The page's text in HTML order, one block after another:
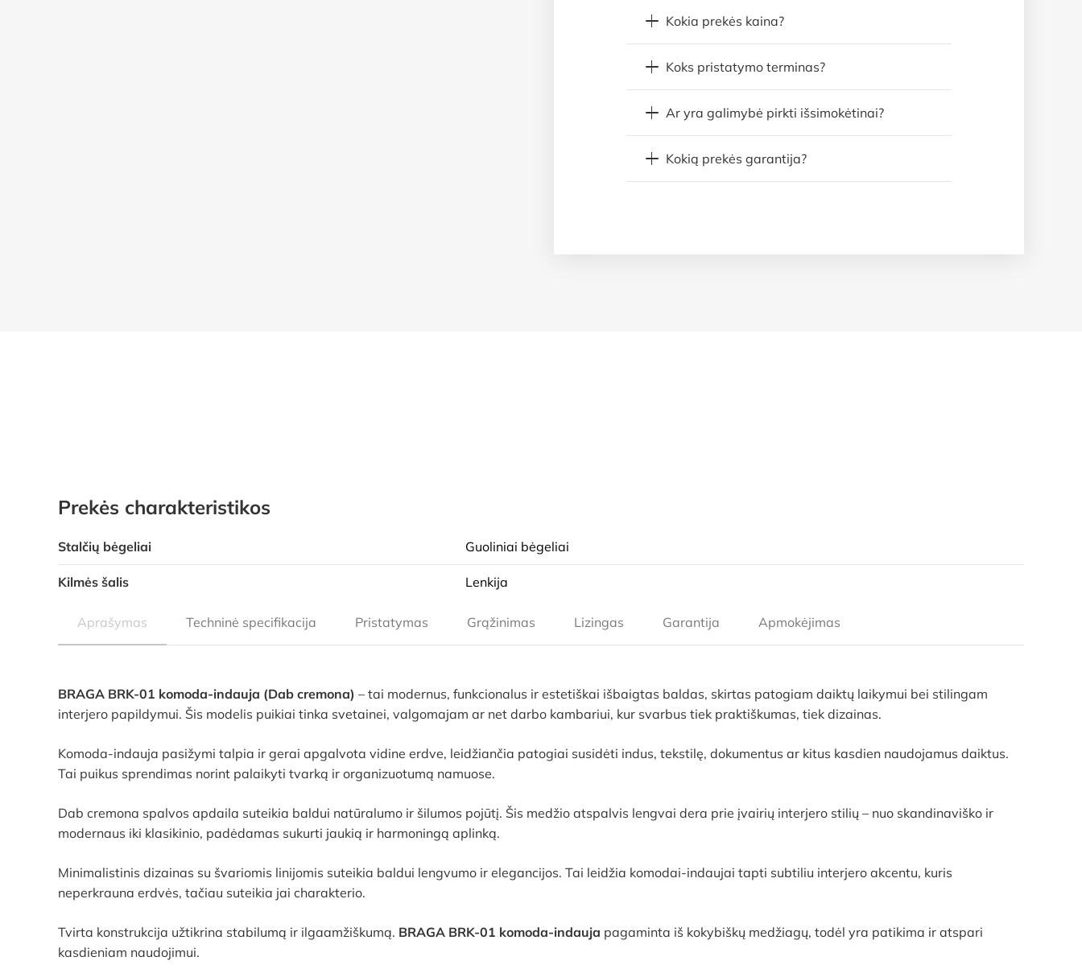
Kokia prekės kaina?
Koks pristatymo terminas?
Ar yra galimybė pirkti išsimokėtinai?
Kokią prekės garantija?
Prekės charakteristikos
Stalčių bėgeliai Guoliniai bėgeliai
Kilmės šalis Lenkija
Aprašymas Techninė specifikacija Pristatymas Grąžinimas Lizingas Garantija Apmokėjimas
BRAGA BRK-01 komoda-indauja (Dab cremona) – tai modernus, funkcionalus ir estetiškai išbaigtas baldas, skirtas patogiam daiktų laikymui bei stilingam
interjero papildymui. Šis modelis puikiai tinka svetainei, valgomajam ar net darbo kambariui, kur svarbus tiek praktiškumas, tiek dizainas.
Komoda-indauja pasižymi talpia ir gerai apgalvota vidine erdve, leidžiančia patogiai susidėti indus, tekstilę, dokumentus ar kitus kasdien naudojamus daiktus.
Tai puikus sprendimas norint palaikyti tvarką ir organizuotumą namuose.
Dab cremona spalvos apdaila suteikia baldui natūralumo ir šilumos pojūtį. Šis medžio atspalvis lengvai dera prie įvairių interjero stilių – nuo skandinaviško ir
modernaus iki klasikinio, padėdamas sukurti jaukią ir harmoningą aplinką.
Minimalistinis dizainas su švariomis linijomis suteikia baldui lengvumo ir elegancijos. Tai leidžia komodai-indaujai tapti subtiliu interjero akcentu, kuris
neperkrauna erdvės, tačiau suteikia jai charakterio.
Tvirta konstrukcija užtikrina stabilumą ir ilgaamžiškumą. BRAGA BRK-01 komoda-indauja pagaminta iš kokybiškų medžiagų, todėl yra patikima ir atspari
kasdieniam naudojimui.